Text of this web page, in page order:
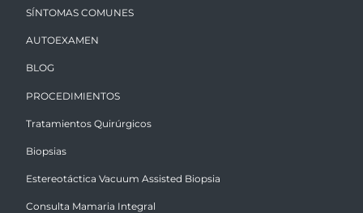
SÍNTOMAS COMUNES
AUTOEXAMEN
BLOG
PROCEDIMIENTOS
Tratamientos Quirúrgicos
Biopsias
Estereotáctica Vacuum Assisted Biopsia
Consulta Mamaria Integral